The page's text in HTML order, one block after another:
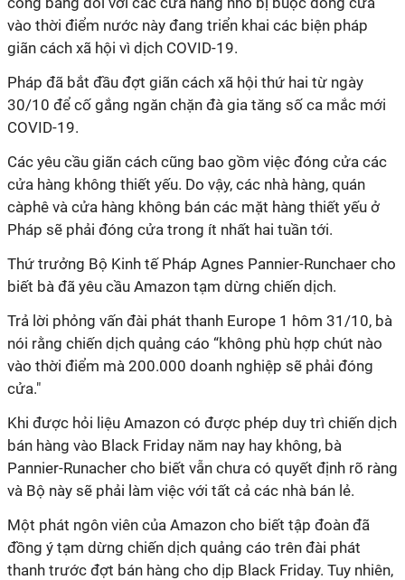
vào thời điểm nước này đang triển khai các biện pháp
giãn cách xã hội vì dịch COVID-19.
Pháp đã bắt đầu đợt giãn cách xã hội thứ hai từ ngày
30/10 để cố gắng ngăn chặn đà gia tăng số ca mắc mới
COVID-19.
Các yêu cầu giãn cách cũng bao gồm việc đóng cửa các
cửa hàng không thiết yếu. Do vậy, các nhà hàng, quán
càphê và cửa hàng không bán các mặt hàng thiết yếu ở
Pháp sẽ phải đóng cửa trong ít nhất hai tuần tới.
Thứ trưởng Bộ Kinh tế Pháp Agnes Pannier-Runchaer cho
biết bà đã yêu cầu Amazon tạm dừng chiến dịch.
Trả lời phỏng vấn đài phát thanh Europe 1 hôm 31/10, bà
nói rằng chiến dịch quảng cáo “không phù hợp chút nào
vào thời điểm mà 200.000 doanh nghiệp sẽ phải đóng
cửa."
Khi được hỏi liệu Amazon có được phép duy trì chiến dịch
bán hàng vào Black Friday năm nay hay không, bà
Pannier-Runacher cho biết vẫn chưa có quyết định rõ ràng
và Bộ này sẽ phải làm việc với tất cả các nhà bán lẻ.
Một phát ngôn viên của Amazon cho biết tập đoàn đã
đồng ý tạm dừng chiến dịch quảng cáo trên đài phát
thanh trước đợt bán hàng cho dịp Black Friday. Tuy nhiên,